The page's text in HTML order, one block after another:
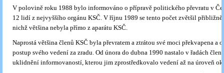
V polovině roku 1988 bylo informováno o přípravě politického převratu v
12 lidí z nejvyššího orgánu KSČ. V říjnu 1989 se tento počet zvětšil
nichž většina nebyla přímo z aparátu KSČ.
Naprostá většina členů KSČ byla převratem a ztrátou své moci překvapena a
postup svého vedení za zradu. Od února do dubna 1990 nastalo v řadách
uklidnění informovaností, kterou jim zprostředkovalo vedení až na úroveň